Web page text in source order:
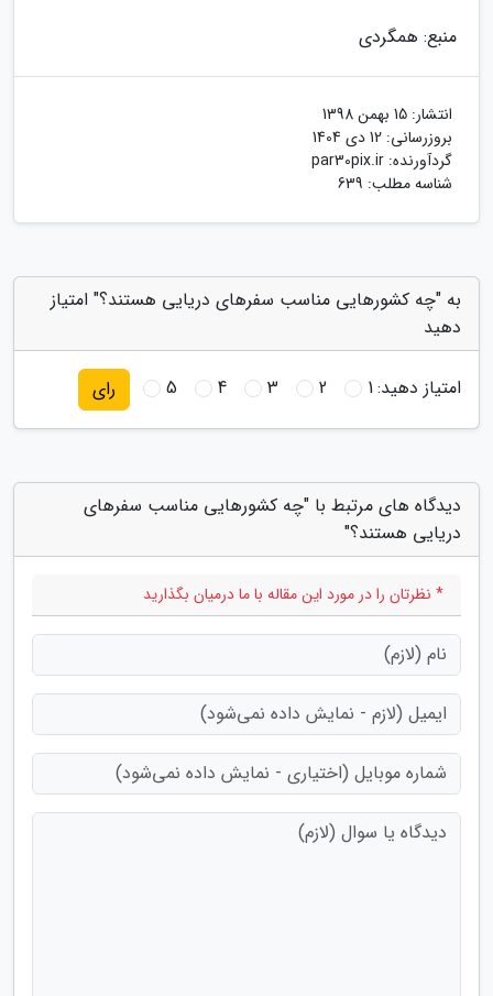
منبع: همگردی
انتشار: 15 بهمن 1398
بروزرسانی: 12 دی 1404
گردآورنده: par30pix.ir
شناسه مطلب: 639
به "چه کشورهایی مناسب سفرهای دریایی هستند؟" امتیاز
دهید
امتیاز دهید:1
2
3
4
5 رای
دیدگاه های مرتبط با "چه کشورهایی مناسب سفرهای
دریایی هستند؟"
* نظرتان را در مورد این مقاله با ما درمیان بگذارید